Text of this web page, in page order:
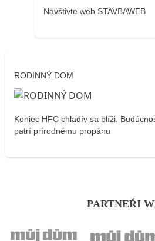
Navštivte web STAVBAWEB
RODINNÝ DOM
Koniec HFC chladív sa blíži.
patrí prírodnému propánu
PARTNEŘI